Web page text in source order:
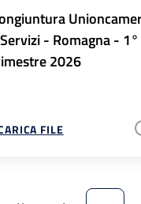
- Romagna - 1°
2026
FILE